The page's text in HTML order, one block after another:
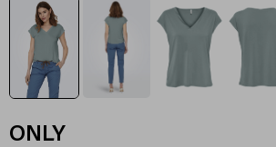
ONLY